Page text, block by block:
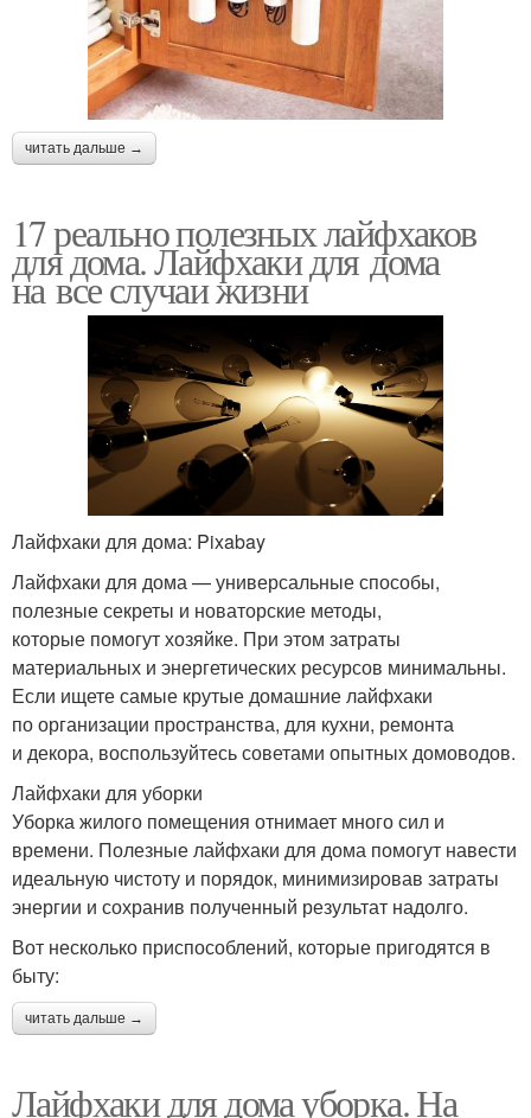
читать дальше →
17 реально полезных лайфхаков
для дома. Лайфхаки для дома
на все случаи жизни
Лайфхаки для дома: Pixabay
Лайфхаки для дома — универсальные способы,
полезные секреты и новаторские методы,
которые помогут хозяйке. При этом затраты
материальных и энергетических ресурсов минимальны.
Если ищете самые крутые домашние лайфхаки
по организации пространства, для кухни, ремонта
и декора, воспользуйтесь советами опытных домоводов.
Лайфхаки для уборки
Уборка жилого помещения отнимает много сил и
времени. Полезные лайфхаки для дома помогут навести
идеальную чистоту и порядок, минимизировав затраты
энергии и сохранив полученный результат надолго.
Вот несколько приспособлений, которые пригодятся в
быту:
читать дальше →
Лайфхаки для дома уборка. На